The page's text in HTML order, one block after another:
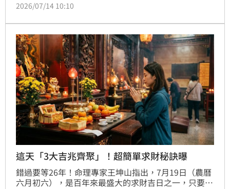
天出現，讓開運旺財的能量加倍。（記者：簡浩正）
2026/07/14 10:10
這天「3大吉兆齊聚」！超簡單求財秘訣曝
錯過要等26年！命理專家王坤山指出，7月19日（農曆
六月初六），是百年來最盛大的求財吉日之一，只要把